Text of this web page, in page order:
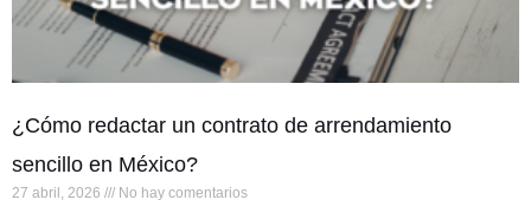
¿Cómo redactar un contrato de arrendamiento
sencillo en México?
27 abril, 2026 No hay comentarios